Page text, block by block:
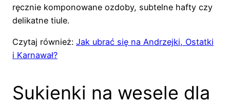
ręcznie komponowane ozdoby, subtelne hafty czy
delikatne tiule.
Czytaj również: Jak ubrać się na Andrzejki, Ostatki
i Karnawał?
Sukienki na wesele dla